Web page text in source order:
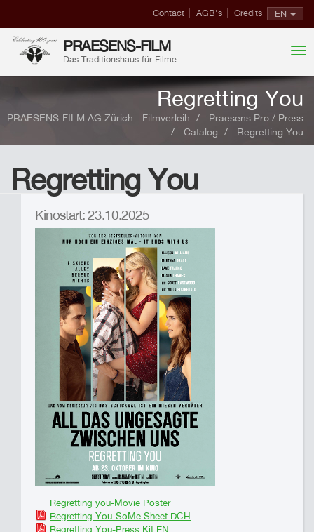
EN
Contact AGB's Credits
PRAESENS-FILM
Das Traditionshaus für Filme
Regretting You
PRAESENS-FILM AG Zürich - Filmverleih
Praesens Pro / Press
Catalog
Regretting You
Regretting You
Kinostart: 23.10.2025
Regretting you-Movie Poster
Regretting You-SoMe Sheet DCH
Regretting You-Press Kit EN